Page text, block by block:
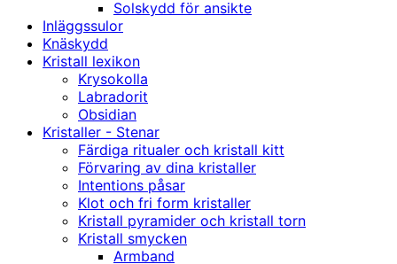
Solskydd för ansikte
Inläggssulor
Knäskydd
Kristall lexikon
Krysokolla
Labradorit
Obsidian
Kristaller - Stenar
Färdiga ritualer och kristall kitt
Förvaring av dina kristaller
Intentions påsar
Klot och fri form kristaller
Kristall pyramider och kristall torn
Kristall smycken
Armband